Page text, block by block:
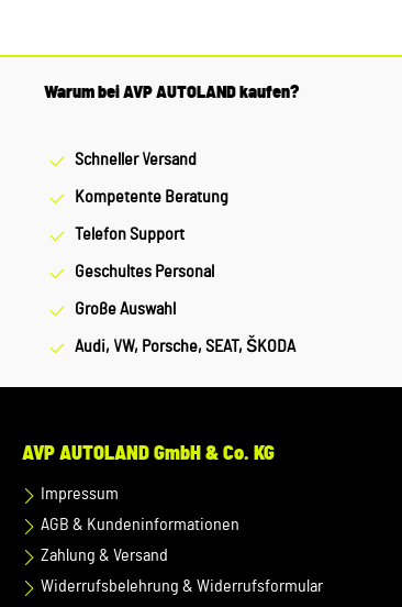
vermeiden, bieten wir Ihnen die Möglichkeit, uns vor
Fahrgestellnummer(Bsp. VW: WVWZZZ... Audi:
gewünschte Artikel zum Fahrzeug passt.
Warum bei AVP AUTOLAND kaufen?
Schneller Versand
Kompetente Beratung
Telefon Support
Geschultes Personal
Große Auswahl
Audi, VW, Porsche, SEAT, ŠKODA
AVP AUTOLAND GmbH & Co. KG
Impressum
AGB & Kundeninformationen
Zahlung & Versand
Widerrufsbelehrung & Widerrufsformular